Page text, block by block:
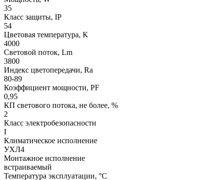
35
Класс защиты, IP
54
Цветовая температура, К
4000
Световой поток, Lm
3800
Индекс цветопередачи, Ra
80-89
Коэффициент мощности, PF
0,95
КП светового потока, не более, %
2
Класс электробезопасности
I
Климатическое исполнение
УХЛ4
Монтажное исполнение
встраиваемый
Температура эксплуатации, °С